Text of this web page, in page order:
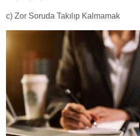
c) Zor Soruda Takılıp Kalmamak